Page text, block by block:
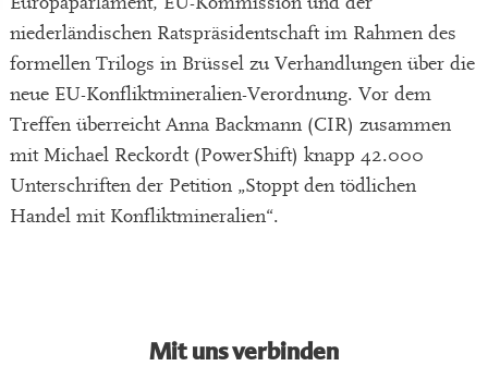
niederländischen Ratspräsidentschaft im Rahmen des
formellen Trilogs in Brüssel zu Verhandlungen über die
neue EU-Konfliktmineralien-Verordnung. Vor dem
Treffen überreicht Anna Backmann (CIR) zusammen
mit Michael Reckordt (PowerShift) knapp 42.000
Unterschriften der Petition „Stoppt den tödlichen
Handel mit Konfliktmineralien“.
Mit uns verbinden